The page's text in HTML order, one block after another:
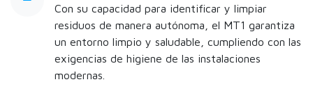
Con su capacidad para identificar y limpiar
residuos de manera autónoma, el MT1 garantiza
un entorno limpio y saludable, cumpliendo con las
exigencias de higiene de las instalaciones
modernas.